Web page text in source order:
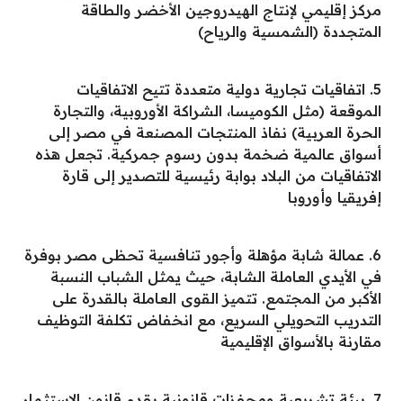
مركز إقليمي لإنتاج الهيدروجين الأخضر والطاقة
المتجددة (الشمسية والرياح)
5. اتفاقيات تجارية دولية متعددة تتيح الاتفاقيات
الموقعة (مثل الكوميسا، الشراكة الأوروبية، والتجارة
الحرة العربية) نفاذ المنتجات المصنعة في مصر إلى
أسواق عالمية ضخمة بدون رسوم جمركية. تجعل هذه
الاتفاقيات من البلاد بوابة رئيسية للتصدير إلى قارة
إفريقيا وأوروبا
6. عمالة شابة مؤهلة وأجور تنافسية تحظى مصر بوفرة
في الأيدي العاملة الشابة، حيث يمثل الشباب النسبة
الأكبر من المجتمع. تتميز القوى العاملة بالقدرة على
التدريب التحويلي السريع، مع انخفاض تكلفة التوظيف
مقارنة بالأسواق الإقليمية